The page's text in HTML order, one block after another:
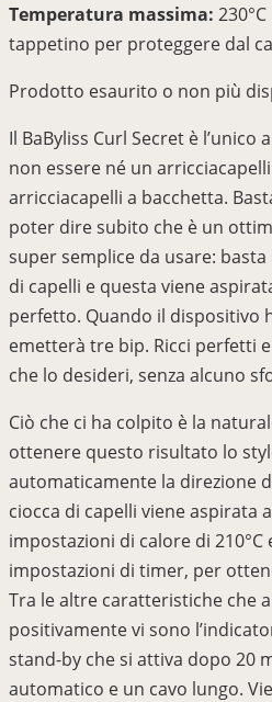
Temperatura massima: 230°C
tappetino per proteggere dal
Prodotto esaurito o non più
Il BaByliss Curl Secret è l’unico
non essere né un
arricciacapelli a bacchetta.
poter dire subito che è un
super semplice da usare:
di capelli e questa viene
perfetto. Quando il dispositivo
emetterà tre bip. Ricci perfetti
che lo desideri, senza alcuno
Ciò che ci ha colpito è la
ottenere questo risultato lo
automaticamente la direzione
ciocca di capelli viene aspirata
impostazioni di calore di 210°C
impostazioni di timer, per
Tra le altre caratteristiche che
positivamente vi sono
stand-by che si attiva dopo 20
automatico e un cavo lungo.